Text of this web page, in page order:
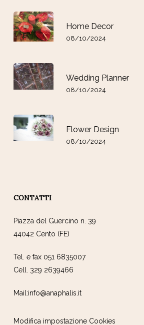
Home Decor
08/10/2024
Wedding Planner
08/10/2024
Flower Design
08/10/2024
CONTATTI
Piazza del Guercino n. 39
44042 Cento (FE)
Tel. e fax 051 6835007
Cell. 329 2639466
Mail:info@anaphalis.it
Modifica impostazione Cookies